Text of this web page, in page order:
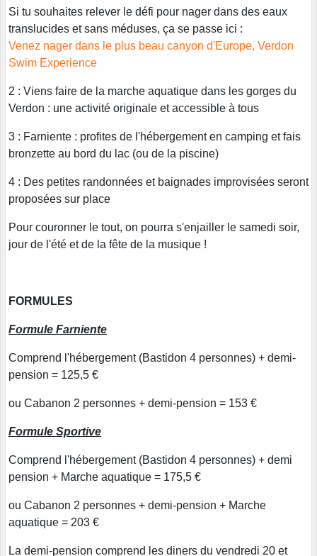
Si tu souhaites relever le défi pour nager dans des eaux
translucides et sans méduses, ça se passe ici :
Venez nager dans le plus beau canyon d'Europe, Verdon
Swim Experience
2 : Viens faire de la marche aquatique dans les gorges du
Verdon : une activité originale et accessible à tous
3 : Farniente : profites de l'hébergement en camping et fais
bronzette au bord du lac (ou de la piscine)
4 : Des petites randonnées et baignades improvisées seront
proposées sur place
Pour couronner le tout, on pourra s'enjailler le samedi soir,
jour de l'été et de la fête de la musique !
FORMULES
Formule Farniente
Comprend l'hébergement (Bastidon 4 personnes) + demi-
pension = 125,5 €
ou Cabanon 2 personnes + demi-pension = 153 €
Formule Sportive
Comprend l'hébergement (Bastidon 4 personnes) + demi
pension + Marche aquatique = 175,5 €
ou Cabanon 2 personnes + demi-pension + Marche
aquatique = 203 €
La demi-pension comprend les diners du vendredi 20 et